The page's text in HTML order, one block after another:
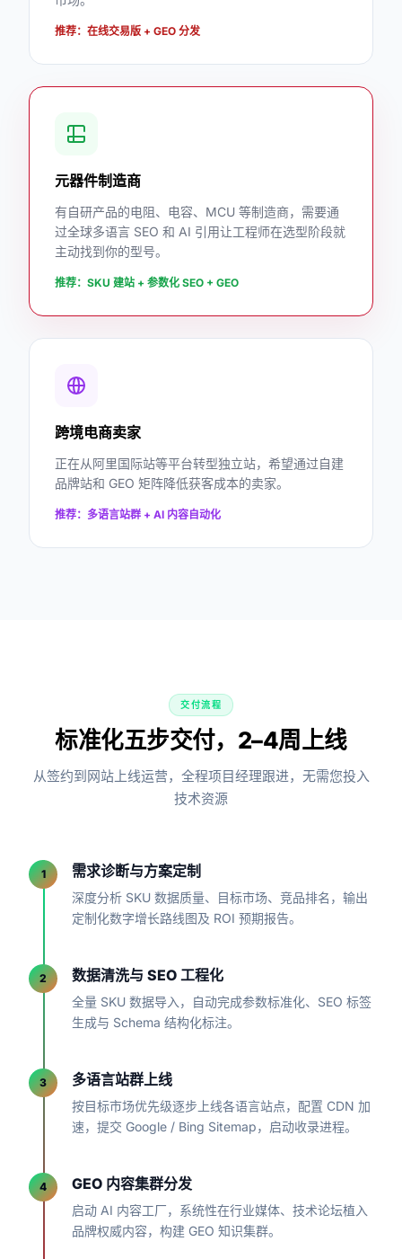
推荐：在线交易版 + GEO 分发
元器件制造商
有自研产品的电阻、电容、MCU 等制造商，需要通
过全球多语言 SEO 和 AI 引用让工程师在选型阶段就
主动找到你的型号。
推荐：SKU 建站 + 参数化 SEO + GEO
跨境电商卖家
正在从阿里国际站等平台转型独立站，希望通过自建
品牌站和 GEO 矩阵降低获客成本的卖家。
推荐：多语言站群 + AI 内容自动化
交付流程
标准化五步交付，2–4周上线
从签约到网站上线运营，全程项目经理跟进，无需您投入
技术资源
1 需求诊断与方案定制
深度分析 SKU 数据质量、目标市场、竞品排名，输出
定制化数字增长路线图及 ROI 预期报告。
2 数据清洗与 SEO 工程化
全量 SKU 数据导入，自动完成参数标准化、SEO 标签
生成与 Schema 结构化标注。
3 多语言站群上线
按目标市场优先级逐步上线各语言站点，配置 CDN 加
速，提交 Google / Bing Sitemap，启动收录进程。
4 GEO 内容集群分发
启动 AI 内容工厂，系统性在行业媒体、技术论坛植入
品牌权威内容，构建 GEO 知识集群。